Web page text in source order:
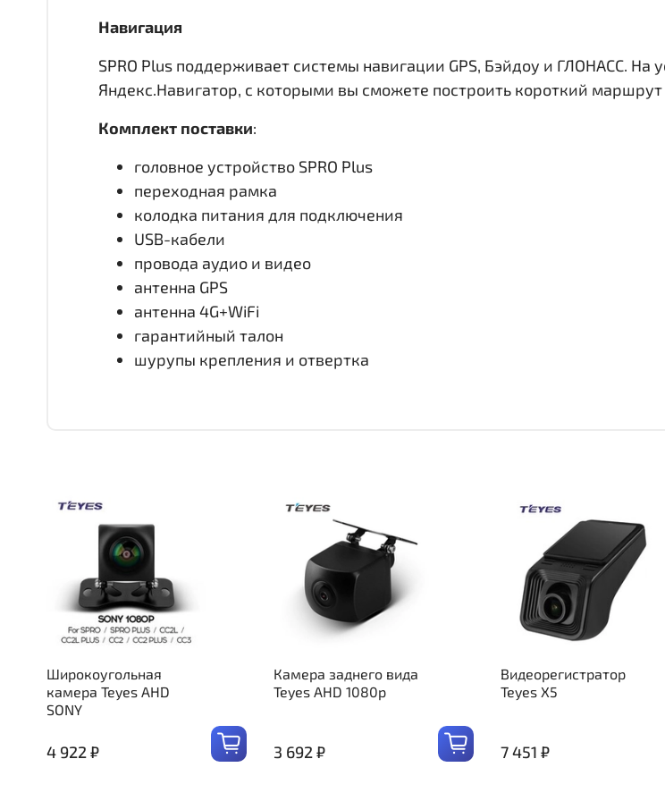
Навигация
SPRO Plus поддерживает системы навигации GPS, Бэйдоу и ГЛОНАСС.
Яндекс.Навигатор, с которыми вы сможете построить короткий
Комплект поставки:
головное устройство SPRO Plus
переходная рамка
колодка питания для подключения
USB-кабели
провода аудио и видео
антенна GPS
антенна 4G+WiFi
гарантийный талон
шурупы крепления и отвертка
Широкоугольная
камера Teyes AHD
SONY
4 922 ₽
Камера заднего вида
Teyes AHD 1080p
3 692 ₽
Видеорегистратор
Teyes X5
7 451 ₽